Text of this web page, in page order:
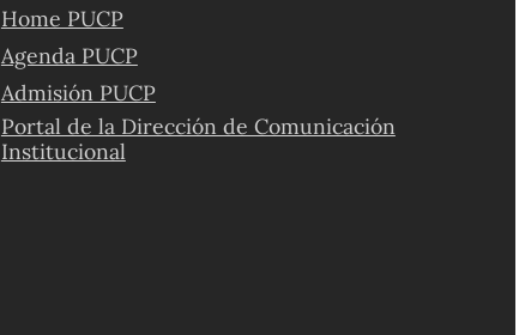
Home PUCP
Agenda PUCP
Admisión PUCP
Portal de la Dirección de Comunicación
Institucional